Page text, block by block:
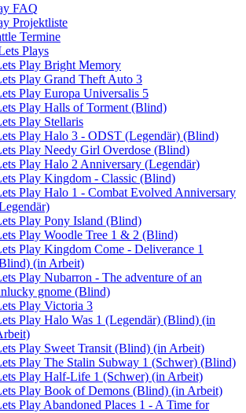
FAQ
Projektliste
Termine
Plays
Play Bright Memory
Play Grand Theft Auto 3
Play Europa Universalis 5
Play Halls of Torment (Blind)
Play Stellaris
Play Halo 3 - ODST (Legendär) (Blind)
Play Needy Girl Overdose (Blind)
Play Halo 2 Anniversary (Legendär)
Play Kingdom - Classic (Blind)
Play Halo 1 - Combat Evolved Anniversary
Play Pony Island (Blind)
Play Woodle Tree 1 & 2 (Blind)
Play Kingdom Come - Deliverance 1
(in Arbeit)
Play Nubarron - The adventure of an
gnome (Blind)
Play Victoria 3
Play Halo Was 1 (Legendär) (Blind) (in
Play Sweet Transit (Blind) (in Arbeit)
Play The Stalin Subway 1 (Schwer) (Blind)
Play Half-Life 1 (Schwer) (in Arbeit)
Play Book of Demons (Blind) (in Arbeit)
Play Abandoned Places 1 - A Time for